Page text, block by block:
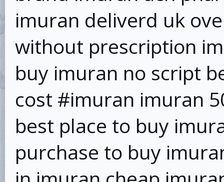
imuran deliverd uk
without prescription
buy imuran no script
cost #imuran imuran
best place to buy
purchase to buy